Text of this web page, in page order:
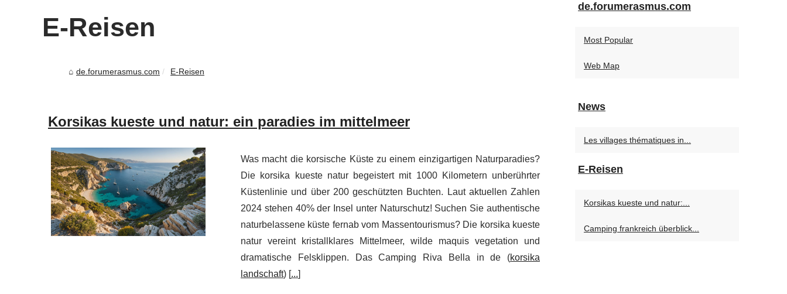
E-Reisen
de.forumerasmus.com E-Reisen
Korsikas kueste und natur: ein paradies im mittelmeer
Was macht die korsische Küste zu einem einzigartigen Naturparadies?
Die korsika kueste natur begeistert mit 1000 Kilometern unberührter
Küstenlinie und über 200 geschützten Buchten. Laut aktuellen Zahlen
2024 stehen 40% der Insel unter Naturschutz! Suchen Sie authentische
naturbelassene küste fernab vom Massentourismus? Die korsika kueste
natur vereint kristallklares Mittelmeer, wilde maquis vegetation und
dramatische Felsklippen. Das Camping Riva Bella in de (korsika
landschaft) [...]
de.forumerasmus.com
Most Popular
Web Map
News
Les villages thématiques in...
E-Reisen
Korsikas kueste und natur:...
Camping frankreich überblick...